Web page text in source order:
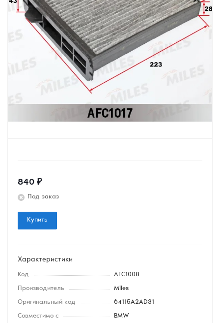
840 ₽
Под заказ
Купить
Характеристики
Код AFC1008
Производитель Miles
Оригинальный код 64115A2AD31
Совместимо с BMW